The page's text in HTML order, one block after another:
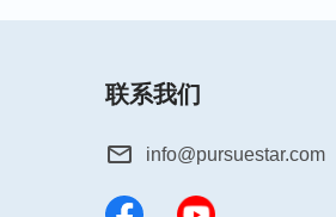
联系我们
info@pursuestar.com